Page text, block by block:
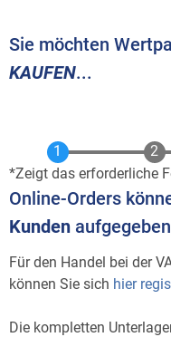
Sie möchten
KAUFEN...
Zeigt das erforderliche
Online-Orders
Kunden
Für den Handel bei der
können Sie sich hier
Die kompletten